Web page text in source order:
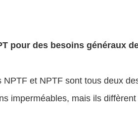
pour des besoins généraux
NPTF et NPTF sont tous deux
imperméables, mais ils